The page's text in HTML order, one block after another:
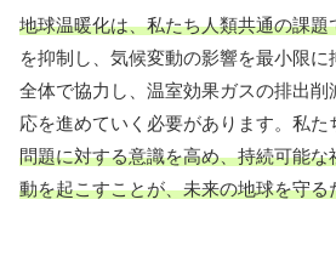
地球温暖化は、私たち人類共通の課題
を抑制し、気候変動の影響を最小限
全体で協力し、温室効果ガスの排出削
応を進めていく必要があります。私た
問題に対する意識を高め、持続可能
動を起こすことが、未来の地球を守る